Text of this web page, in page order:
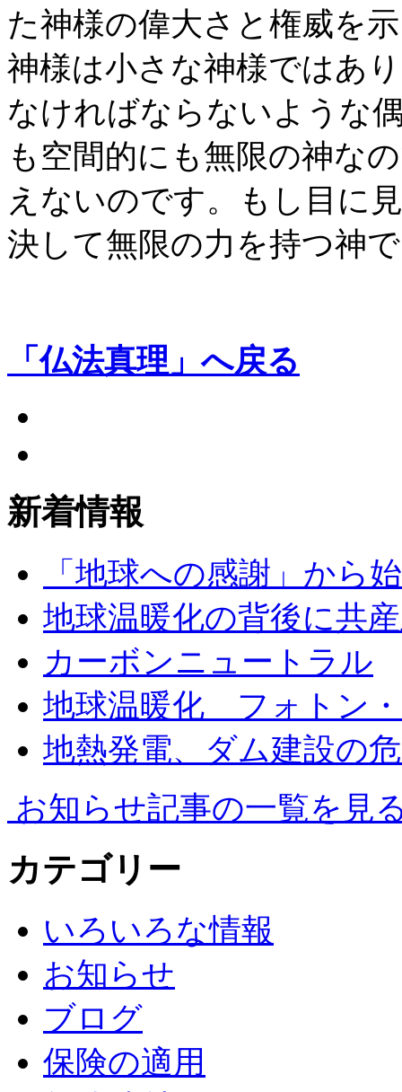
た神様の偉大さと権威を
神様は小さな神様ではあ
なければならないような
も空間的にも無限の神な
えないのです。もし目に
決して無限の力を持つ神
「仏法真理」へ戻る
新着情報
「地球への感謝」から
地球温暖化の背後に共
カーボンニュートラル
地球温暖化 フォトン
地熱発電、ダム建設の
お知らせ記事の一覧を見
カテゴリー
いろいろな情報
お知らせ
ブログ
保険の適用